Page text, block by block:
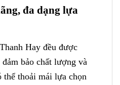
đa dạng lựa
Hay đều được
bảo chất lượng và
thể thoải mái lựa chọn